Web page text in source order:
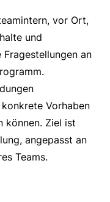
vor Ort,
und
an
Vorhaben
können. Ziel ist
angepasst an
Teams.